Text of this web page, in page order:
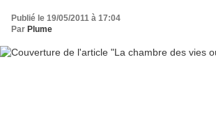
Publié le 19/05/2011 à 17:04
Par Plume